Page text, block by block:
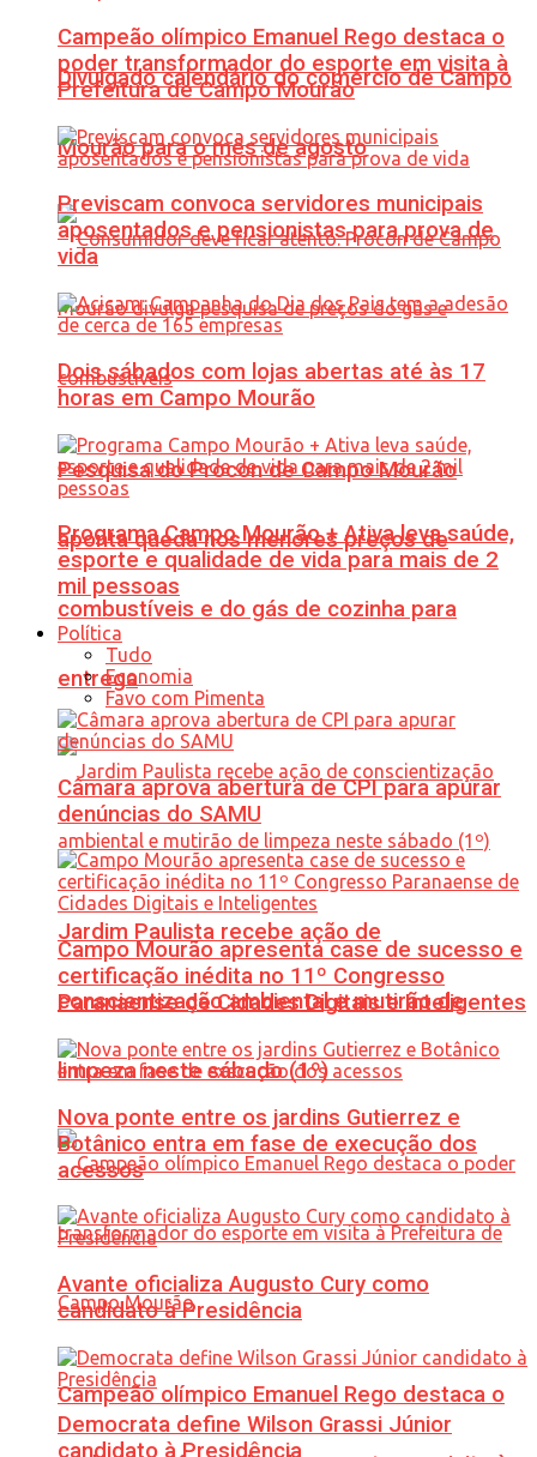
Divulgado calendário do comércio de Campo
Mourão para o mês de agosto
Pesquisa do Procon de Campo Mourão
aponta queda nos menores preços de
combustíveis e do gás de cozinha para
entrega
Jardim Paulista recebe ação de
conscientização ambiental e mutirão de
limpeza neste sábado (1º)
Campeão olímpico Emanuel Rego destaca o
Campeão olímpico Emanuel Rego destaca o
poder transformador do esporte em visita à
Prefeitura de Campo Mourão
Previscam convoca servidores municipais
aposentados e pensionistas para prova de
vida
Dois sábados com lojas abertas até às 17
horas em Campo Mourão
Programa Campo Mourão + Ativa leva saúde,
esporte e qualidade de vida para mais de 2
mil pessoas
Política
Tudo
Economia
Favo com Pimenta
Câmara aprova abertura de CPI para apurar
denúncias do SAMU
Campo Mourão apresenta case de sucesso e
certificação inédita no 11º Congresso
Paranaense de Cidades Digitais e Inteligentes
Nova ponte entre os jardins Gutierrez e
Botânico entra em fase de execução dos
acessos
Avante oficializa Augusto Cury como
candidato à Presidência
Democrata define Wilson Grassi Júnior
candidato à Presidência